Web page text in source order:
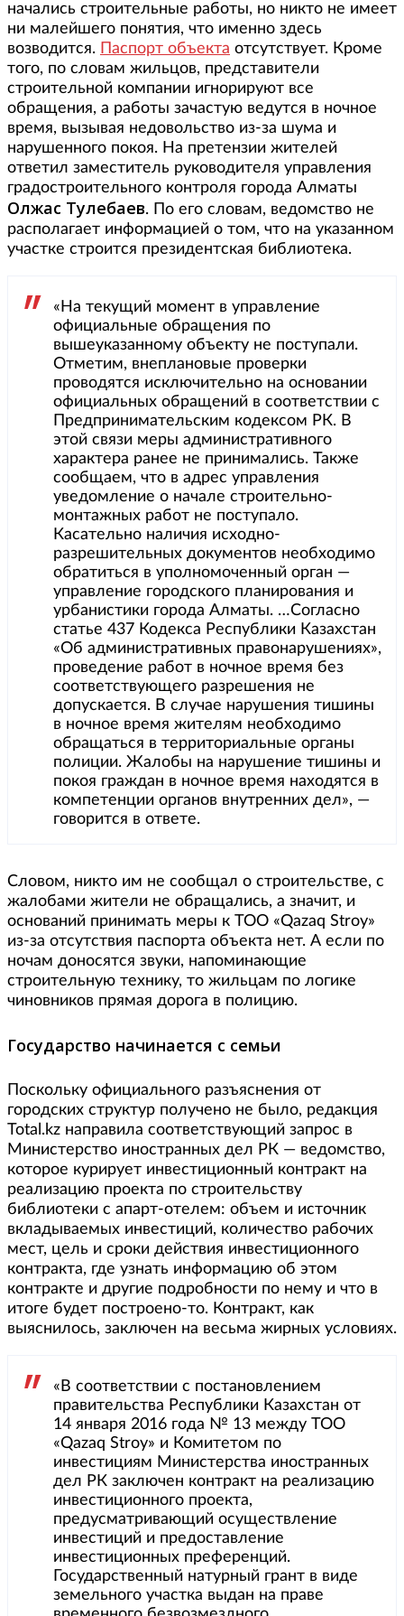
начались строительные работы, но никто не имеет
ни малейшего понятия, что именно здесь
возводится. Паспорт объекта отсутствует. Кроме
того, по словам жильцов, представители
строительной компании игнорируют все
обращения, а работы зачастую ведутся в ночное
время, вызывая недовольство из-за шума и
нарушенного покоя. На претензии жителей
ответил заместитель руководителя управления
градостроительного контроля города Алматы
Олжас Тулебаев. По его словам, ведомство не
располагает информацией о том, что на указанном
участке строится президентская библиотека.
«На текущий момент в управление
официальные обращения по
вышеуказанному объекту не поступали.
Отметим, внеплановые проверки
проводятся исключительно на основании
официальных обращений в соответствии с
Предпринимательским кодексом РК. В
этой связи меры административного
характера ранее не принимались. Также
сообщаем, что в адрес управления
уведомление о начале строительно-
монтажных работ не поступало.
Касательно наличия исходно-
разрешительных документов необходимо
обратиться в уполномоченный орган —
управление городского планирования и
урбанистики города Алматы. …Согласно
статье 437 Кодекса Республики Казахстан
«Об административных правонарушениях»,
проведение работ в ночное время без
соответствующего разрешения не
допускается. В случае нарушения тишины
в ночное время жителям необходимо
обращаться в территориальные органы
полиции. Жалобы на нарушение тишины и
покоя граждан в ночное время находятся в
компетенции органов внутренних дел», —
говорится в ответе.
Словом, никто им не сообщал о строительстве, с
жалобами жители не обращались, а значит, и
оснований принимать меры к ТОО «Qazaq Stroy»
из-за отсутствия паспорта объекта нет. А если по
ночам доносятся звуки, напоминающие
строительную технику, то жильцам по логике
чиновников прямая дорога в полицию.
Государство начинается с семьи
Поскольку официального разъяснения от
городских структур получено не было, редакция
Total.kz направила соответствующий запрос в
Министерство иностранных дел РК — ведомство,
которое курирует инвестиционный контракт на
реализацию проекта по строительству
библиотеки с апарт-отелем: объем и источник
вкладываемых инвестиций, количество рабочих
мест, цель и сроки действия инвестиционного
контракта, где узнать информацию об этом
контракте и другие подробности по нему и что в
итоге будет построено-то. Контракт, как
выяснилось, заключен на весьма жирных условиях.
«В соответствии с постановлением
правительства Республики Казахстан от
14 января 2016 года № 13 между ТОО
«Qazaq Stroy» и Комитетом по
инвестициям Министерства иностранных
дел РК заключен контракт на реализацию
инвестиционного проекта,
предусматривающий осуществление
инвестиций и предоставление
инвестиционных преференций.
Государственный натурный грант в виде
земельного участка выдан на праве